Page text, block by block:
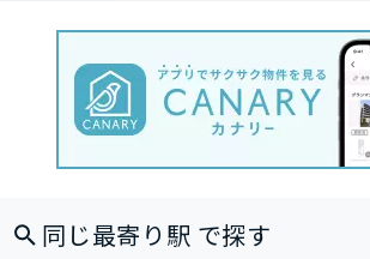
同じ最寄り駅 で探す